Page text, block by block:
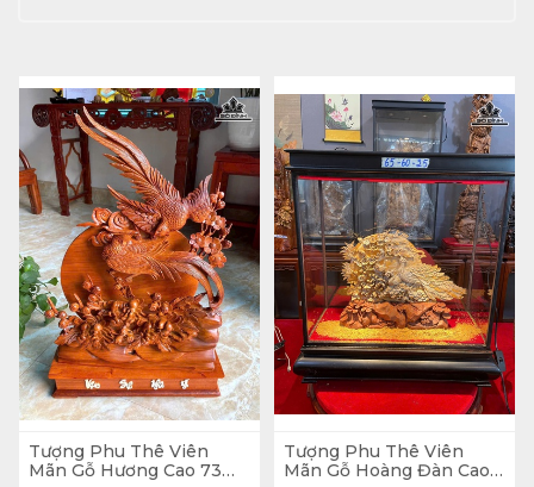
Tượng Phu Thê Viên
Mãn Gỗ Hương Cao 73
Tượng Phu Thê Viên
Mãn Gỗ Hoàng Đàn Cao